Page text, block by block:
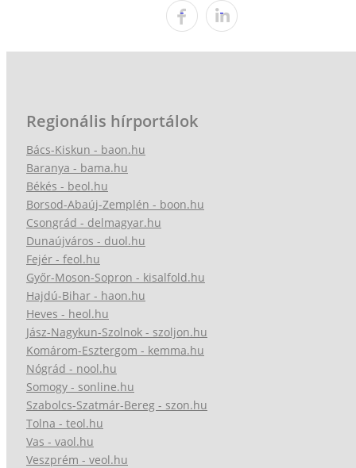
Regionális hírportálok
Bács-Kiskun - baon.hu
Baranya - bama.hu
Békés - beol.hu
Borsod-Abaúj-Zemplén - boon.hu
Csongrád - delmagyar.hu
Dunaújváros - duol.hu
Fejér - feol.hu
Győr-Moson-Sopron - kisalfold.hu
Hajdú-Bihar - haon.hu
Heves - heol.hu
Jász-Nagykun-Szolnok - szoljon.hu
Komárom-Esztergom - kemma.hu
Nógrád - nool.hu
Somogy - sonline.hu
Szabolcs-Szatmár-Bereg - szon.hu
Tolna - teol.hu
Vas - vaol.hu
Veszprém - veol.hu